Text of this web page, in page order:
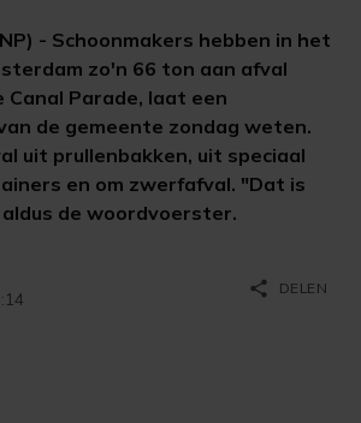
- Schoonmakers hebben in het
zo'n 66 ton aan afval
Canal Parade, laat een
de gemeente zondag weten.
uit prullenbakken, uit speciaal
en om zwerfafval. "Dat is
de woordvoerster.
share DELEN